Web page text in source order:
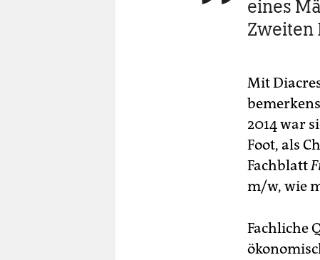
eines
Zweiten
Mit
2014 war
Foot, als
Fachblatt
m/w, wie
Fachliche